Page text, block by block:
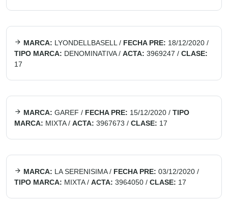
MARCA: LYONDELLBASELL / FECHA PRE: 18/12/2020 /
TIPO MARCA: DENOMINATIVA/ ACTA: 3969247 / CLASE:
17
MARCA: GAREF / FECHA PRE: 15/12/2020 / TIPO
MARCA: MIXTA/ ACTA: 3967673 / CLASE: 17
MARCA: LA SERENISIMA/ FECHA PRE: 03/12/2020 /
TIPO MARCA: MIXTA/ ACTA: 3964050 / CLASE: 17